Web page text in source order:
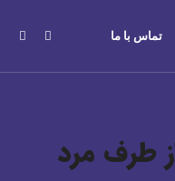
تماس با ما
طرف مرد